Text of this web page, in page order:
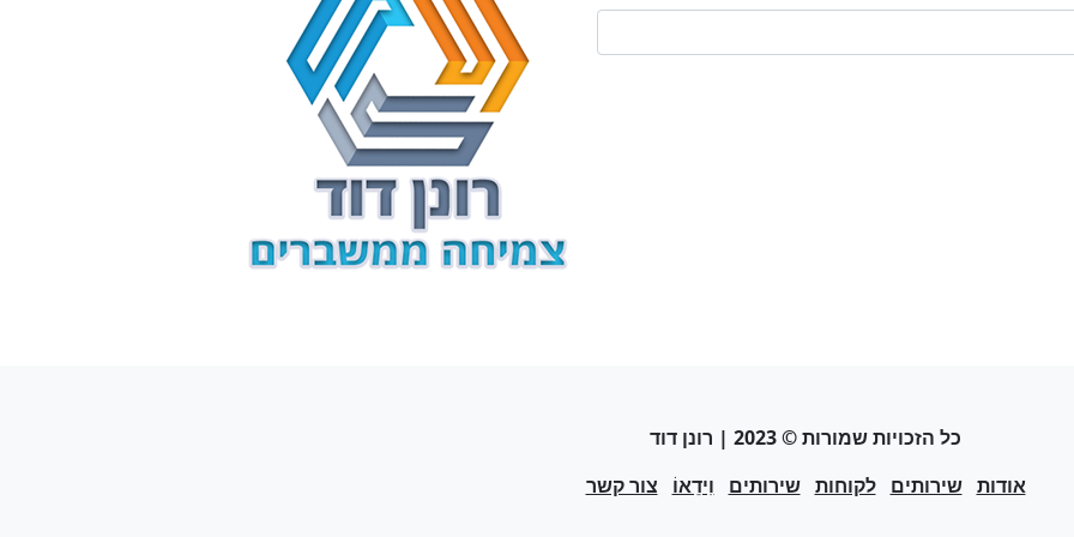
כל הזכויות שמורות © 2023 | רונן דוד
אודות שירותים לקוחות שירותים וִידֵאוֹ צור קשר